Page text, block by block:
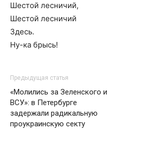
Шестой лесничий,
Шестой лесничий
Здесь.
Ну-ка брысь!
Предыдущая статья
«Молились за Зеленского и
ВСУ»: в Петербурге
задержали радикальную
проукраинскую секту